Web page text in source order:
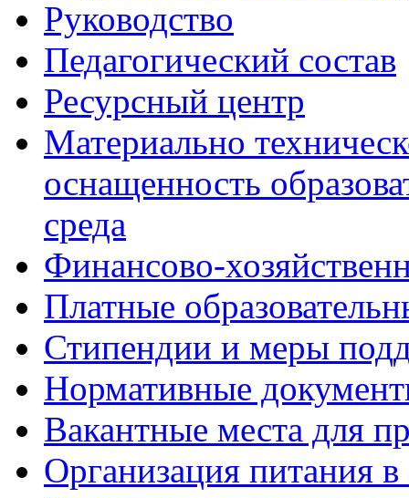
Руководство
Педагогический состав
Ресурсный центр
Материально
оснащенность
среда
Финансово-
Платные
Стипендии и меры
Нормативные
Вакантные места для
Организация питания в